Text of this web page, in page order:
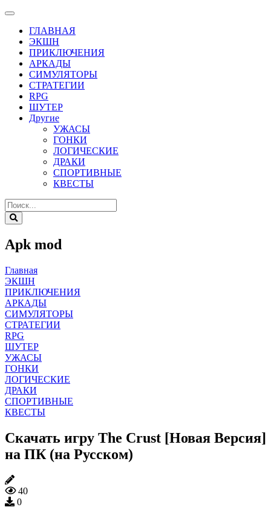
ГЛАВНАЯ
ЭКШН
ПРИКЛЮЧЕНИЯ
АРКАДЫ
СИМУЛЯТОРЫ
СТРАТЕГИИ
RPG
ШУТЕР
Другие
УЖАСЫ
ГОНКИ
ЛОГИЧЕСКИЕ
ДРАКИ
СПОРТИВНЫЕ
КВЕСТЫ
Apk mod
Главная
ЭКШН
ПРИКЛЮЧЕНИЯ
АРКАДЫ
СИМУЛЯТОРЫ
СТРАТЕГИИ
RPG
ШУТЕР
УЖАСЫ
ГОНКИ
ЛОГИЧЕСКИЕ
ДРАКИ
СПОРТИВНЫЕ
КВЕСТЫ
Скачать игру The Crust [Новая Версия]
на ПК (на Русском)
40
0